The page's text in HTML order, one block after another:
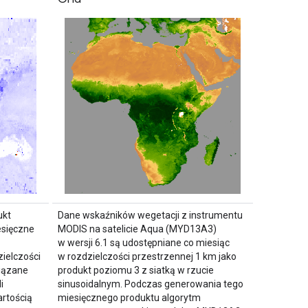
Dane wskaźników wegetacji z instrumentu
MODIS na satelicie Aqua (MYD13A3)
w wersji 6.1 są udostępniane co miesiąc
w rozdzielczości przestrzennej 1 km jako
produkt poziomu 3 z siatką w rzucie
sinusoidalnym. Podczas generowania tego
miesięcznego produktu algorytm